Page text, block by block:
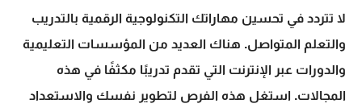
لا تتردد في تحسين مهاراتك التكنولوجية الرقمية بالتدريب
والتعلم المتواصل. هناك العديد من المؤسسات التعليمية
والدورات عبر الإنترنت التي تقدم تدريبًا مكثفًا في هذه
المجالات. استغل هذه الفرص لتطوير نفسك والاستعداد